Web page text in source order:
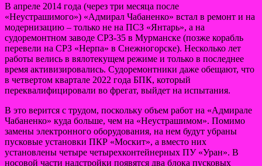
В апреле 2014 года (через три месяца после
«Неустрашимого») «Адмирал Чабаненко» встал в ремонт и на
модернизацию – только не на ПСЗ «Янтарь», а на
судоремонтном заводе СРЗ-35 в Мурманске (позже корабль
перевели на СРЗ «Нерпа» в Снежногорске). Несколько лет
работы велись в вялотекущем режиме и только в последнее
время активизировались. Судоремонтники даже обещают, что
в четвертом квартале 2022 года БПК, который
переквалифицировали во фрегат, выйдет на испытания.
В это верится с трудом, поскольку объем работ на «Адмирале
Чабаненко» куда больше, чем на «Неустрашимом». Помимо
замены электронного оборудования, на нем будут убраны
пусковые установки ПКР «Москит», а вместо них
установлены четыре четырехконтейнерных ПУ «Уран». В
носовой части надстройки появятся два блока пусковых